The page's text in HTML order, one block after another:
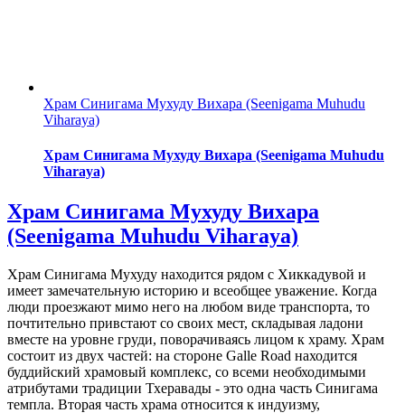
Храм Синигама Мухуду Вихара (Seenigama Muhudu
Viharaya)
Храм Синигама Мухуду Вихара (Seenigama Muhudu
Viharaya)
Храм Синигама Мухуду Вихара
(Seenigama Muhudu Viharaya)
Храм Синигама Мухуду находится рядом с Хиккадувой и
имеет замечательную историю и всеобщее уважение. Когда
люди проезжают мимо него на любом виде транспорта, то
почтительно привстают со своих мест, складывая ладони
вместе на уровне груди, поворачиваясь лицом к храму. Храм
состоит из двух частей: на стороне Galle Road находится
буддийский храмовый комплекс, со всеми необходимыми
атрибутами традиции Тхеравады - это одна часть Синигама
темпла. Вторая часть храма относится к индуизму,